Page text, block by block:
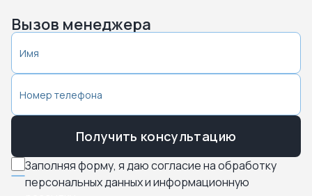
Вызов менеджера
Заполняя форму, я даю согласие на обработку
персональных данных и информационную
Получить консультацию